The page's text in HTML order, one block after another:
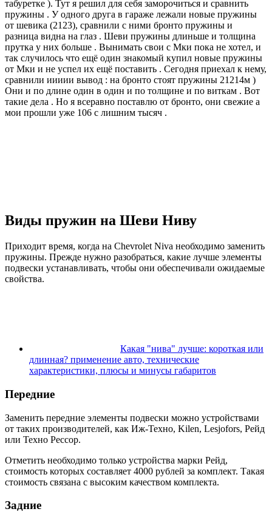
табуретке ). Тут я решил для себя заморочиться и сравнить
пружины . У одного друга в гараже лежали новые пружины
от шевика (2123), сравнили с ними бронто пружины и
разница видна на глаз . Шеви пружины длиньше и толщина
прутка у них больше . Вынимать свои с Мки пока не хотел, и
так случилось что ещё один знакомый купил новые пружины
от Мки и не успел их ещё поставить . Сегодня приехал к нему,
сравнили иииии вывод : на бронто стоят пружины 21214м )
Они и по длине один в один и по толщине и по виткам . Вот
такие дела . Но я всеравно поставлю от бронто, они свежие а
мои прошли уже 106 с лишним тысяч .
Виды пружин на Шеви Ниву
Приходит время, когда на Chevrolet Niva необходимо заменить
пружины. Прежде нужно разобраться, какие лучше элементы
подвески устанавливать, чтобы они обеспечивали ожидаемые
свойства.
Какая "нива" лучше: короткая или
длинная? применение авто, технические
характеристики, плюсы и минусы габаритов
Передние
Заменить передние элементы подвески можно устройствами
от таких производителей, как Иж-Техно, Kilen, Lesjofors, Рейд
или Техно Рессор.
Отметить необходимо только устройства марки Рейд,
стоимость которых составляет 4000 рублей за комплект. Такая
стоимость связана с высоким качеством комплекта.
Задние